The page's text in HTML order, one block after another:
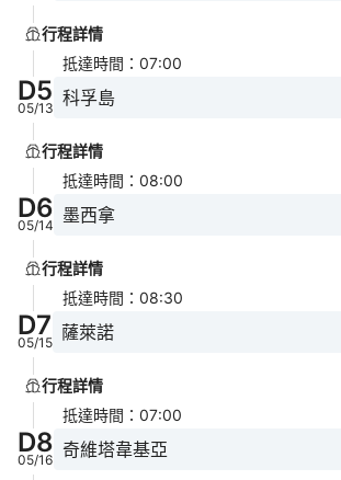
行程詳情
抵達時間 ： 07:00
D5
05/13 科孚島
行程詳情
抵達時間 ： 08:00
D6
05/14 墨西拿
行程詳情
抵達時間 ： 08:30
D7
05/15 薩萊諾
行程詳情
抵達時間 ： 07:00
D8
05/16 奇維塔韋基亞